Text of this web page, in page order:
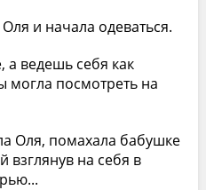
и начала одеваться.
а ведешь себя как
могла посмотреть на
Оля, помахала бабушке
взглянув на себя в